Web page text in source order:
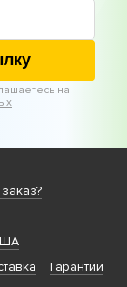
на
Гарантии